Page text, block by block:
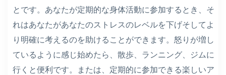
とです。あなたが定期的な身体活動に参加するとき、そ
れはあなたがあなたのストレスのレベルを下げそしてよ
り明確に考えるのを助けることができます。怒りが増し
ているように感じ始めたら、散歩、ランニング、ジムに
行くと便利です。または、定期的に参加できる楽しいア